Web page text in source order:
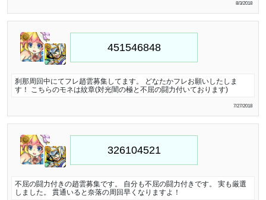
8/3/2018
刹那周回中にてフレ趙雲募集してます。 どなたかフレお願いしたしま
す！ こちらのモネは紋章(対光闇の極と不屈の闘力付いております)
7/27/2018
不屈の闘力付きの趙雲募集です。 自分も不屈の闘力付きです。 実も厳選
しました。 貫通いると奈落の周回早くなりますよ！